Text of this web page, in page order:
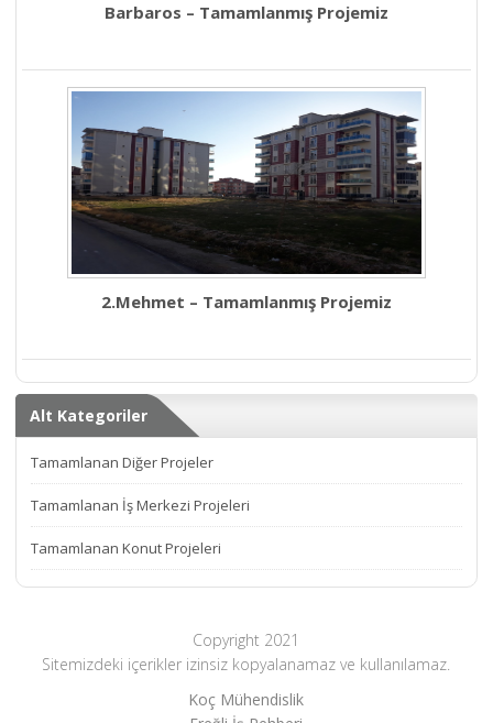
Barbaros – Tamamlanmış Projemiz
2.Mehmet – Tamamlanmış Projemiz
Alt Kategoriler
Tamamlanan Diğer Projeler
Tamamlanan İş Merkezi Projeleri
Tamamlanan Konut Projeleri
Copyright 2021
Sitemizdeki içerikler izinsiz kopyalanamaz ve kullanılamaz.
Koç Mühendislik